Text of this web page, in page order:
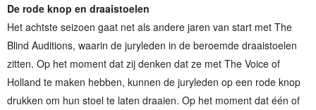
De rode knop en draaistoelen
Het achtste seizoen gaat net als andere jaren van start met The
Blind Auditions, waarin de juryleden in de beroemde draaistoelen
zitten. Op het moment dat zij denken dat ze met The Voice of
Holland te maken hebben, kunnen de juryleden op een rode knop
drukken om hun stoel te laten draaien. Op het moment dat één of